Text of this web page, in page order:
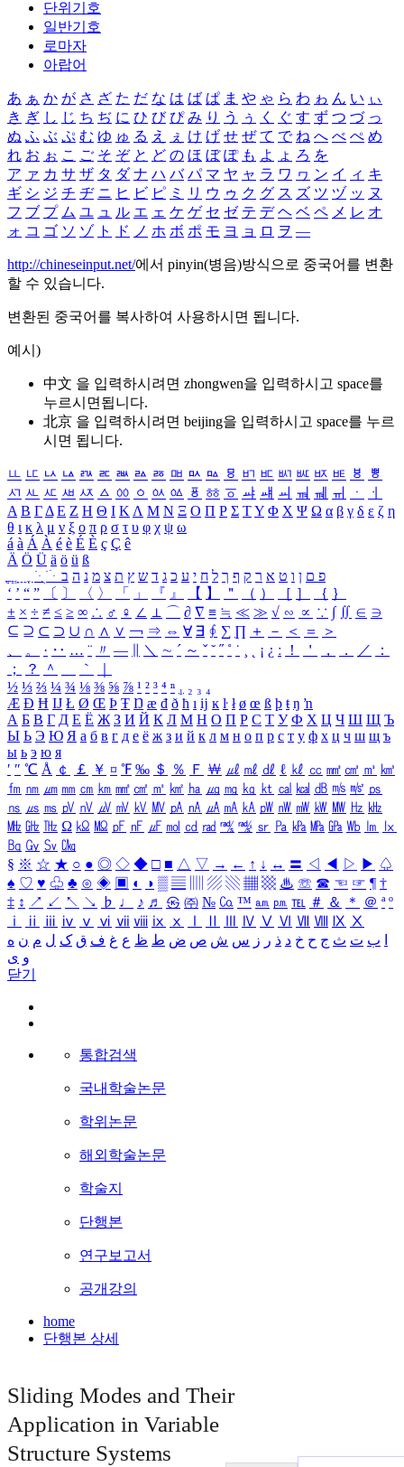
단위기호
일반기호
로마자
아랍어
あ ぁ か が さ ざ た だ な は ば ぱ ま や ゃ ら わ ゎ ん い ぃ
き ぎ し じ ち ぢ に ひ び ぴ み り う ぅ く ぐ す ず つ づ っ
ぬ ふ ぶ ぷ む ゆ ゅ る え ぇ け げ せ ぜ て で ね へ べ ぺ め
れ お ぉ こ ご そ ぞ と ど の ほ ぼ ぽ も よ ょ ろ を
ア ァ カ サ ザ タ ダ ナ ハ バ パ マ ヤ ャ ラ ワ ヮ ン イ ィ キ
ギ シ ジ チ ヂ ニ ヒ ビ ピ ミ リ ウ ゥ ク グ ス ズ ツ ヅ ッ ヌ
フ ブ プ ム ユ ュ ル エ ェ ケ ゲ セ ゼ テ デ ヘ ベ ペ メ レ オ
ォ コ ゴ ソ ゾ ト ド ノ ホ ボ ポ モ ヨ ョ ロ ヲ ―
http://chineseinput.net/에서 pinyin(병음)방식으로 중국어를 변환
할 수 있습니다.
변환된 중국어를 복사하여 사용하시면 됩니다.
예시)
中文 을 입력하시려면 zhongwen을 입력하시고 space를
누르시면됩니다.
北京 을 입력하시려면 beijing을 입력하시고 space를 누르
시면 됩니다.
ㅥ ㅦ ㅧ ㅨ ㅩ ㅪ ㅫ ㅬ ㅭ ㅮ ㅯ ㅰ ㅱ ㅲ ㅳ ㅴ ㅵ ㅶ ㅷ ㅸ
ㅹ
ㅺ ㅻ ㅼ ㅽ ㅾ ㅿ ㆀ ㆁ ㆂ ㆃ ㆄ ㆅ ㆆ ㆇ ㆈ ㆉ ㆊ ㆋ ㆌ ㆍ
ㆎ
Α Β ΓΔ Ε Ζ Η Θ Ι ΚΛ Μ Ν Ξ Ο Π Ρ Σ ΤΥ Φ Χ Ψ Ω α β γ δ ε ζ η
θ ι κ λ μ ν ξ ο π ρ σ τ υ φ χ ψ ω
á à Á À é è É È ç Ç ê
Ä Ö Ü ä ö ü ß
ִֶֹ ֻּ ׁׂ פ ם ן ו ט א ר ק ף ך ל ח י ע כ ג ד ש ץ ת צ מ נ ה ב
‘ ’ “ ” 〔 〕 〈 〉 「 」 『 』 【 】 ＂ （ ） ［ ］ ｛ ｝
± × ÷ ≠ ≤ ≥ ∞ ∴ ♂ ♀ ∠ ⊥ ⌒ ∂ ∇ ≡ ≒ ≪ ≫ √ ∽ ∝ ∵ ∫ ∬ ∈ ∋
⊆ ⊇ ⊂ ⊃ ∪ ∩ ∧ ∨ ￢ ⇒ ⇔ ∀ ∃ ∮ ∑ ∏ ＋ － ＜ ＝
＞
、
。 · ‥ … ¨ 〃 ― ＼ ∼ ´ ～ ˇ ˘ ˝ ˚ ˙ ¸ ¡ ¿ ː ！ ＇ ， ． ／
：
；
？ ＾ ｀
½ ⅓ ⅔ ¼ ¾ ⅛ ⅜ ⅝ ⅞ ¹ ² ³ ⁴ ⁿ ₁ ₂ ₃ ₄
Æ Ð Ħ Ĳ Ł Ø Œ Þ Ŧ Ŋ æ đ ð ħ ı ĳ ĸ ŀ ł ø œ ß þ ŧ ŋ ŉ
А Б В Г Д Е Ё Ж З И Й К Л М Н О П Р С Т У Ф Х Ц Ч Ш Щ Ъ
Ы Ь Э Ю Я а б в г д е ё ж з и й к л м н о п р с т у ф х ц ч ш щ ъ
ы ь э ю я
′ ″ ℃ Å ￠ ￡ ￥ ¤ ℉ ‰ ＄ ％ Ｆ ￦ ㎕ ㎖ ㎗ ℓ ㎘ ㏄ ㎣ ㎤ ㎥ ㎦
㎙ ㎚ ㎛ ㎜ ㎝ ㎞ ㎟ ㎠ ㎡ ㎢ ㏊ ㎍ ㎎ ㎏ ㏏ ㎈ ㎉ ㏈ ㎧ ㎨ ㎰
㎱ ㎲ ㎳ ㎴ ㎵ ㎶ ㎷ ㎸ ㎹ ㎀ ㎁ ㎂ ㎃ ㎄ ㎺ ㎻ ㎽ ㎾ ㎿ ㎐ ㎑
㎒ ㎓ ㎔ Ω ㏀ ㏁ ㎊ ㎋ ㎌ ㏖ ㏅ ㎭ ㎮ ㎯ ㏛ ㎩ ㎪ ㎫ ㎬ ㏝ ㏐
㏓
㏃ ㏉ ㏜ ㏆
§ ※ ☆ ★ ○ ● ◎ ◇ ◆ □ ■ △ ▽ → ← ↑ ↓ ↔ 〓 ◁ ◀ ▷ ▶ ♤
♠ ♡ ♥ ♧ ♣ ⊙ ◈ ▣ ◐ ◑ ▒ ▤ ▨ ▧ ▦ ▩ ♨ ☏ ☎ ☜ ☞ ¶ †
‡ ↕ ↗ ↙ ↖ ↘ ♭ ♩ ♪ ♬ ㉿ ㈜ № ㏇ ™ ㏂ ㏘ ℡ ＃ ＆ ＊ ＠ ª º
ⅰ
ⅱ ⅲ ⅳ ⅴ ⅵ ⅶ ⅷ ⅸ ⅹ Ⅳ Ⅴ Ⅵ Ⅶ Ⅷ Ⅸ Ⅹ
ب ت ث ج ح خ د ذ ر ز س ش ص ض ط ظ ع غ ف ق ک ل م ن ه
و ی
닫기
통합검색
국내학술논문
학위논문
해외학술논문
학술지
단행본
연구보고서
공개강의
home
단행본 상세
Sliding Modes and Their
Application in Variable
Structure Systems